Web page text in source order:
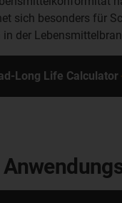
sich besonders für
der
Long Life Calculator